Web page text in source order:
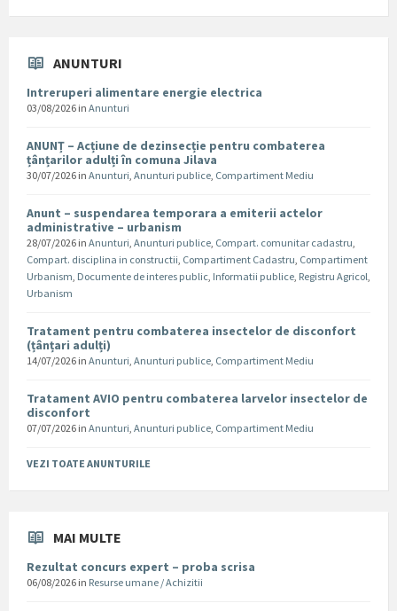
ANUNTURI
Intreruperi alimentare energie electrica
03/08/2026 in Anunturi
ANUNȚ – Acțiune de dezinsecție pentru combaterea
țânțarilor adulți în comuna Jilava
30/07/2026 in Anunturi, Anunturi publice, Compartiment Mediu
Anunt – suspendarea temporara a emiterii actelor
administrative – urbanism
28/07/2026 in Anunturi, Anunturi publice, Compart. comunitar cadastru,
Compart. disciplina in constructii, Compartiment Cadastru, Compartiment
Urbanism, Documente de interes public, Informatii publice, Registru Agricol,
Urbanism
Tratament pentru combaterea insectelor de disconfort
(țânțari adulți)
14/07/2026 in Anunturi, Anunturi publice, Compartiment Mediu
Tratament AVIO pentru combaterea larvelor insectelor de
disconfort
07/07/2026 in Anunturi, Anunturi publice, Compartiment Mediu
VEZI TOATE ANUNTURILE
MAI MULTE
Rezultat concurs expert – proba scrisa
06/08/2026 in Resurse umane / Achizitii